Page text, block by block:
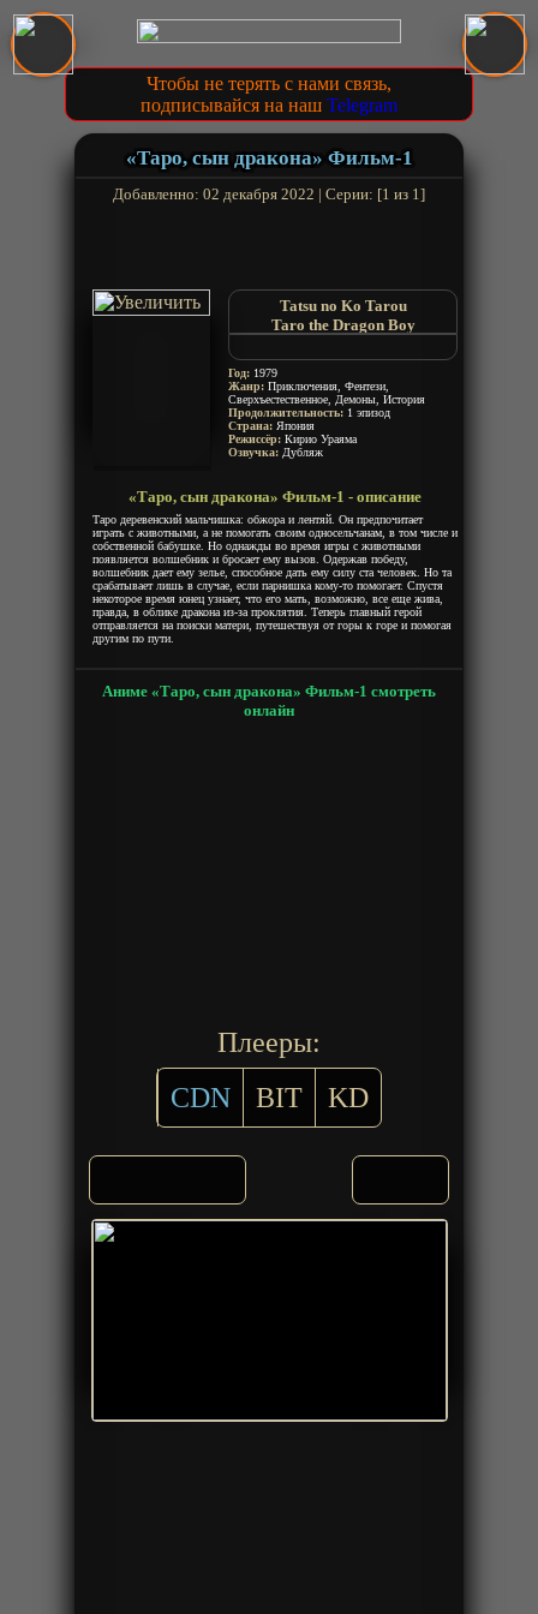
Чтобы не терять с нами связь,
подписывайся на наш Telegram
«Таро, сын дракона» Фильм-1
Добавленно: 02 декабря 2022 | Серии: [1 из 1]
Tatsu no Ko Tarou
Taro the Dragon Boy
гор
Год: 1979
Жанр: Приключения, Фентези,
Сверхъестественное, Демоны, История
Продолжительность: 1 эпизод
Страна: Япония
Режиссёр: Кирио Ураяма
Озвучка: Дубляж
«Таро, сын дракона» Фильм-1 - описание
Таро деревенский мальчишка: обжора и лентяй. Он предпочитает
играть с животными, а не помогать своим односельчанам, в том числе и
собственной бабушке. Но однажды во время игры с животными
появляется волшебник и бросает ему вызов. Одержав победу,
волшебник дает ему зелье, способное дать ему силу ста человек. Но та
срабатывает лишь в случае, если парнишка кому-то помогает. Спустя
некоторое время юнец узнает, что его мать, возможно, все еще жива,
правда, в облике дракона из-за проклятия. Теперь главный герой
отправляется на поиски матери, путешествуя от горы к горе и помогая
другим по пути.
Аниме «Таро, сын дракона» Фильм-1 смотреть
онлайн
Плееры:
CDN
BIT KD